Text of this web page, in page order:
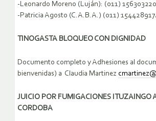
-Leonardo Moreno (Luján): (011)
-Patricia Agosto (C.A.B.A.) (011)
TINOGASTA BLOQUEO CON DIGNIDAD
Documento completo y Adhesiones al
bienvenidas) a Claudia Martinez
JUICIO POR FUMIGACIONES ITUZAINGO
CORDOBA